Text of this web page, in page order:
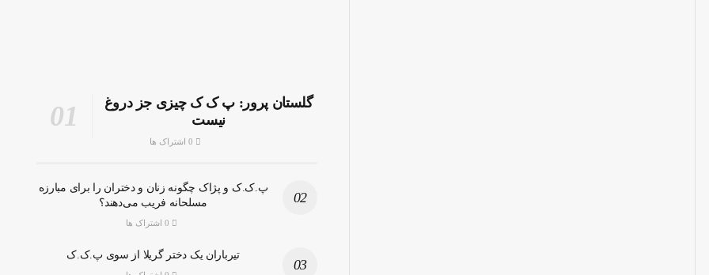
گلستان پرور: پ ک ک چیزی جز دروغ
نیست
پ.ک.ک و پژاک چگونه زنان و دختران را برای مبارزه
مسلحانه فریب می‌دهند؟
تیرباران یک دختر گریلا از سوی پ.ک.ک